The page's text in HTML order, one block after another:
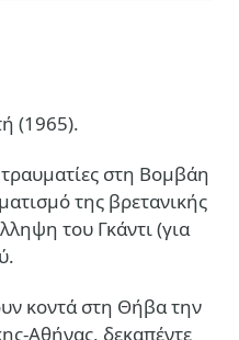
(1965).
στη Βομβάη
της βρετανικής
του Γκάντι (για
κοντά στη Θήβα την
Αθήνας, δεκαπέντε